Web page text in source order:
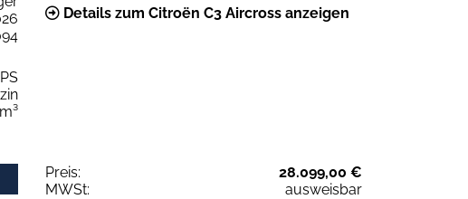
Details zum Citroën C3 Aircross anzeigen
Preis:
28.099,00 €
MWSt:
ausweisbar